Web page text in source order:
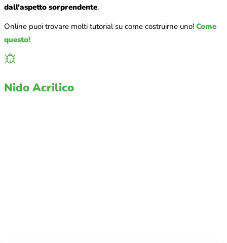
dall'aspetto sorprendente.
Online puoi trovare molti tutorial su come costruirne uno! Come
questo!
Nido Acrilico